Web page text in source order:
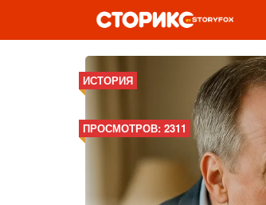
ИСТОРИЯ
ПРОСМОТРОВ: 2311